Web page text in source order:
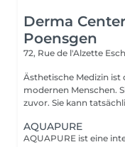
Derma
Poensgen
72, Rue de l'Alzette
Ästhetische Medizin ist
modernen Menschen.
zuvor. Sie kann
AQUAPURE